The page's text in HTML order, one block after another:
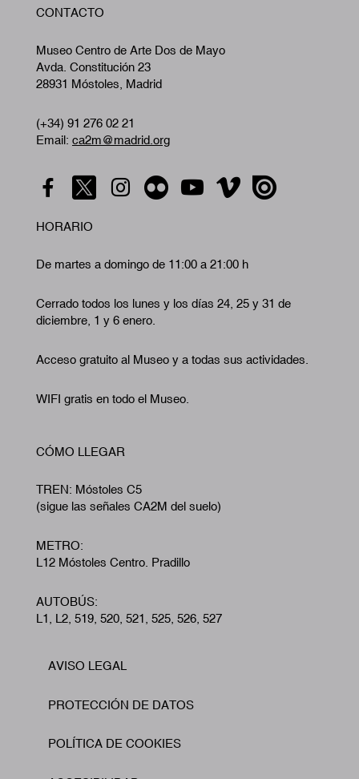
CONTACTO
Museo Centro de Arte Dos de Mayo
Avda. Constitución 23
28931 Móstoles, Madrid
(+34) 91 276 02 21
Email: ca2m@madrid.org
HORARIO
De martes a domingo de 11:00 a 21:00 h
Cerrado todos los lunes y los días 24, 25 y 31 de
diciembre, 1 y 6 enero.
Acceso gratuito al Museo y a todas sus actividades.
WIFI gratis en todo el Museo.
CÓMO LLEGAR
TREN: Móstoles C5
(sigue las señales CA2M del suelo)
METRO:
L12 Móstoles Centro. Pradillo
AUTOBÚS:
L1, L2, 519, 520, 521, 525, 526, 527
Footer
AVISO LEGAL
PROTECCIÓN DE DATOS
POLÍTICA DE COOKIES